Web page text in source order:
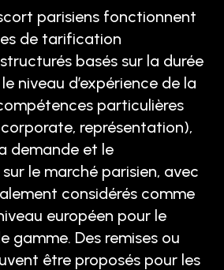
parisiens fonctionnent
de tarification
basés sur la durée
niveau d’expérience de la
particulières
représentation),
demande et le
le marché parisien, avec
considérés comme
européen pour le
gamme. Des remises ou
être proposés pour les